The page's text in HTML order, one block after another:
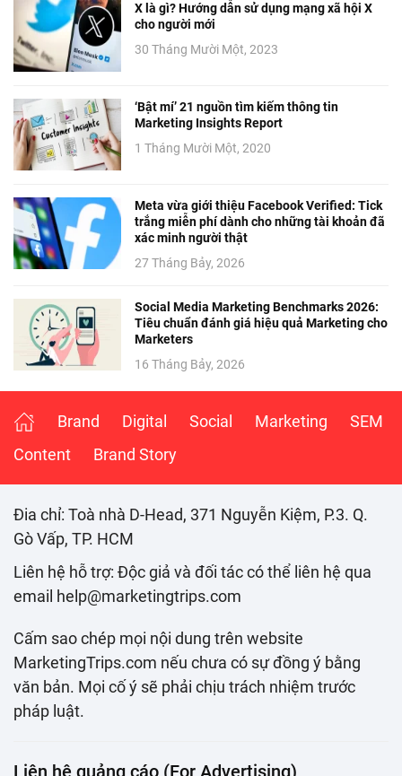
X là gì? Hướng dẫn sử dụng mạng xã hội X
cho người mới
30 Tháng Mười Một, 2023
‘Bật mí’ 21 nguồn tìm kiếm thông tin
Marketing Insights Report
1 Tháng Mười Một, 2020
Meta vừa giới thiệu Facebook Verified: Tick
trắng miễn phí dành cho những tài khoản đã
xác minh người thật
27 Tháng Bảy, 2026
Social Media Marketing Benchmarks 2026:
Tiêu chuẩn đánh giá hiệu quả Marketing cho
Marketers
16 Tháng Bảy, 2026
Brand Digital Social Marketing
SEM
Content
Brand Story
Đia chỉ: Toà nhà D-Head, 371 Nguyễn Kiệm, P.3. Q.
Gò Vấp, TP. HCM
Liên hệ hỗ trợ: Độc giả và đối tác có thể liên hệ qua
email help@marketingtrips.com
Cấm sao chép mọi nội dung trên website
MarketingTrips.com nếu chưa có sự đồng ý bằng
văn bản. Mọi cố ý sẽ phải chịu trách nhiệm trước
pháp luật.